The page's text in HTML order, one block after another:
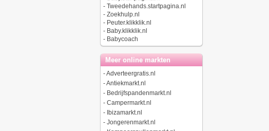
- Tweedehands.startpagina.nl
- Zoekhulp.nl
- Peuter.klikklik.nl
- Baby.klikklik.nl
- Babycoach
Meer online markten
-Adverteergratis.nl
-Antiekmarkt.nl
- Bedrijfspandenmarkt.nl
- Campermarkt.nl
- Ibizamarkt.nl
- Jongerenmarkt.nl